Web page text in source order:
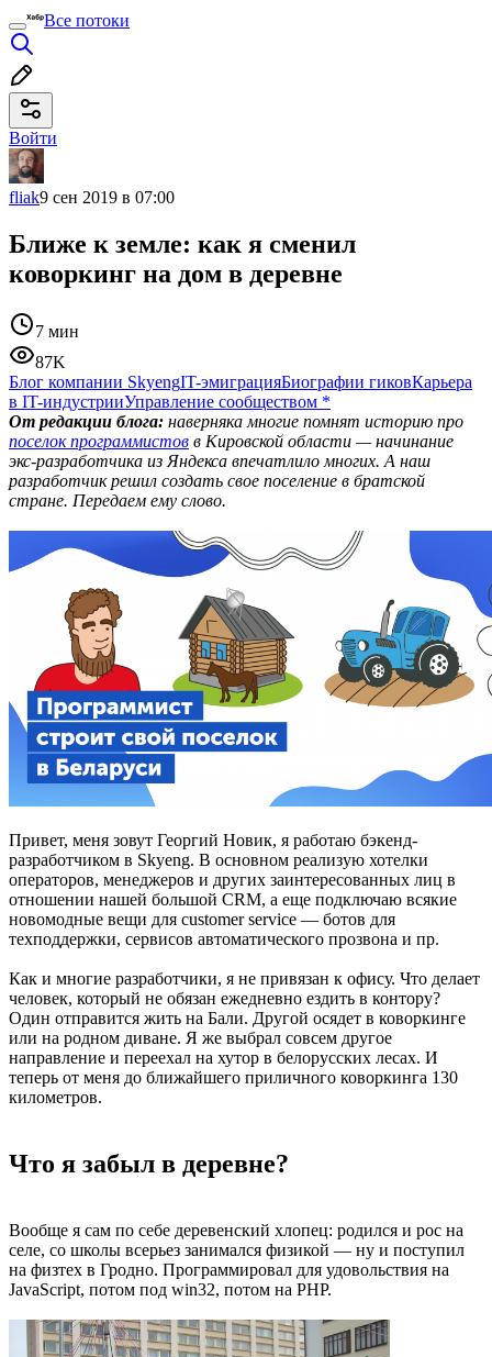
Все потоки
Войти
fliak9 сен 2019 в 07:00
Ближе к земле: как я сменил
коворкинг на дом в деревне
7 мин
87K
Блог компании SkyengIT-эмиграцияБиографии гиковКарьера
в IT-индустрииУправление сообществом *
От редакции блога: наверняка многие помнят историю про
поселок программистов в Кировской области — начинание
экс-разработчика из Яндекса впечатлило многих. А наш
разработчик решил создать свое поселение в братской
стране. Передаем ему слово.
Привет, меня зовут Георгий Новик, я работаю бэкенд-
разработчиком в Skyeng. В основном реализую хотелки
операторов, менеджеров и других заинтересованных лиц в
отношении нашей большой CRM, а еще подключаю всякие
новомодные вещи для customer service — ботов для
техподдержки, сервисов автоматического прозвона и пр.
Как и многие разработчики, я не привязан к офису. Что делает
человек, который не обязан ежедневно ездить в контору?
Один отправится жить на Бали. Другой осядет в коворкинге
или на родном диване. Я же выбрал совсем другое
направление и переехал на хутор в белорусских лесах. И
теперь от меня до ближайшего приличного коворкинга 130
километров.
Что я забыл в деревне?
Вообще я сам по себе деревенский хлопец: родился и рос на
селе, со школы всерьез занимался физикой — ну и поступил
на физтех в Гродно. Программировал для удовольствия на
JavaScript, потом под win32, потом на PHP.